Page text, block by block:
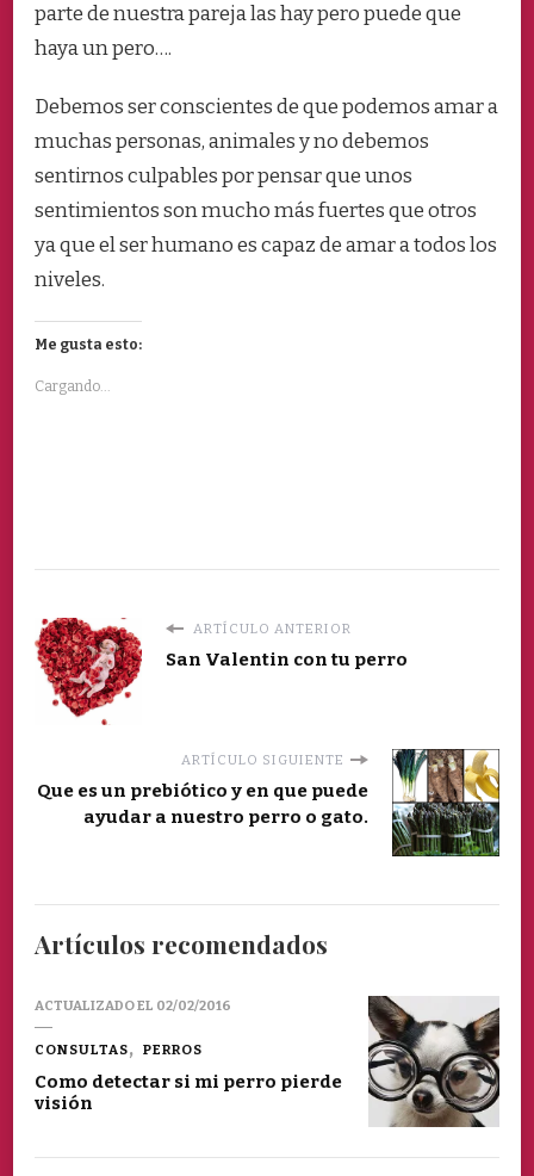
parte de nuestra pareja las hay pero puede que
haya un pero….
Debemos ser conscientes de que podemos amar a
muchas personas, animales y no debemos
sentirnos culpables por pensar que unos
sentimientos son mucho más fuertes que otros
ya que el ser humano es capaz de amar a todos los
niveles.
Me gusta esto:
Cargando...
ARTÍCULO ANTERIOR
San Valentin con tu perro
ARTÍCULO SIGUIENTE
Que es un prebiótico y en que puede
ayudar a nuestro perro o gato.
Artículos recomendados
ACTUALIZADO EL 02/02/2016
CONSULTAS PERROS
Como detectar si mi perro pierde
visión